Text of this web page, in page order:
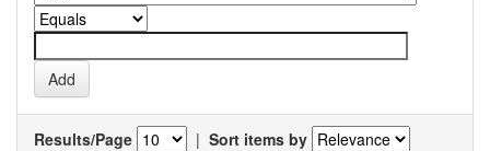
Results/Page | Sort items by